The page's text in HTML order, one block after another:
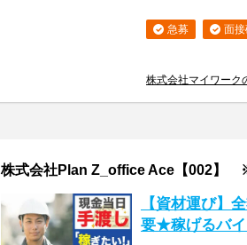
急募 面
株式会社マイワーク
株式会社Plan Z_office Ace【002】
【資材運び】
要★稼げるバイ